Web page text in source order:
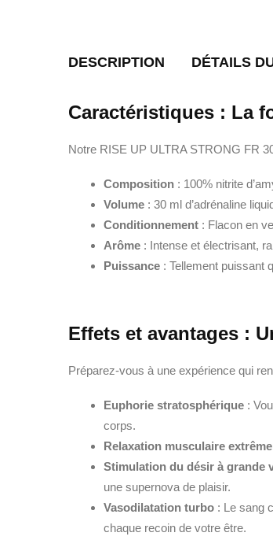
DESCRIPTION DÉTAILS
Caractéristiques : La
Notre RISE UP ULTRA STRONG FR
Composition : 100% nitrite
Volume : 30 ml d’adrénaline
Conditionnement : Flacon en
Arôme : Intense et électrisant,
Puissance : Tellement puissant
Effets et avantages :
Préparez-vous à une expérience qui
Euphorie stratosphérique :
corps.
Relaxation musculaire extrême
Stimulation du désir à grande
une supernova de plaisir.
Vasodilatation turbo : Le sang
chaque recoin de votre être.